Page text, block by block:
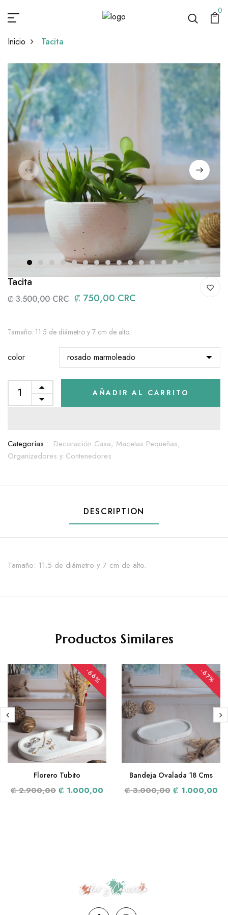
0
Inicio Tacita
1 3 4 5 6 7 8 9 10 11 12 13 14
Tacita
₡ 3.500,00 CRC ₡ 750,00 CRC
Tamaño: 11.5 de diámetro y 7 cm de alto.
color
AÑADIR AL CARRITO
Categorías : Decoración Casa, Macetas Pequeñas,
Organizadores y Contenedores
DESCRIPTION
Tamaño: 11.5 de diámetro y 7 cm de alto.
Productos Similares
-66%
Florero Tubito
₡ 2.900,00 ₡ 1.000,00
-67%
Bandeja Ovalada 18 Cms
₡ 3.000,00 ₡ 1.000,00